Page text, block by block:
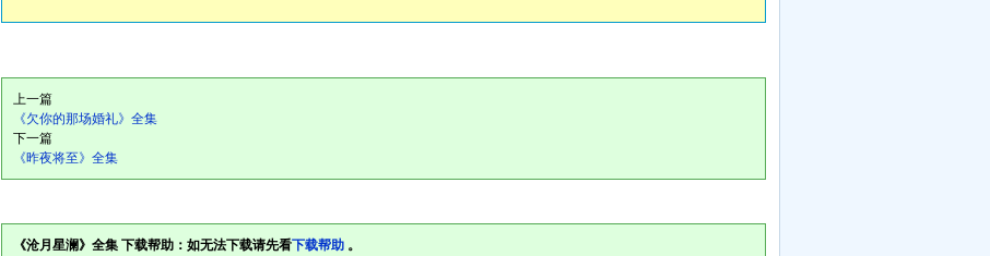
上一篇
《欠你的那场婚礼》全集
下一篇
《昨夜将至》全集
《沧月星澜》全集 下载帮助：如无法下载请先看下载帮助 。